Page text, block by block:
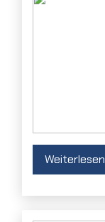
Weiterlesen